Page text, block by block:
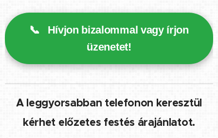
📞
Hívjon bizalommal vagy írjon
üzenetet!
A leggyorsabban telefonon keresztül
kérhet előzetes festés árajánlatot.